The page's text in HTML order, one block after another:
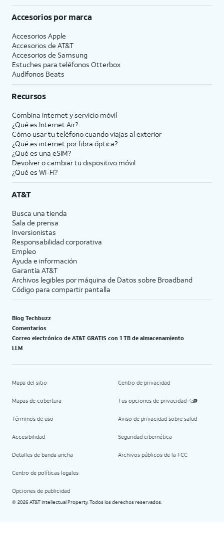
Accesorios por marca
Accesorios Apple
Accesorios de AT&T
Accesorios de Samsung
Estuches para teléfonos Otterbox
Audífonos Beats
Recursos
Combina internet y servicio móvil
¿Qué es Internet Air?
Cómo usar tu teléfono cuando viajas al exterior
¿Qué es internet por fibra óptica?
¿Qué es una eSIM?
Devolver o cambiar tu dispositivo móvil
¿Qué es Wi-Fi?
AT&T
Busca una tienda
Sala de prensa
Inversionistas
Responsabilidad corporativa
Empleo
Ayuda e información
Garantía AT&T
Archivos legibles por máquina de Datos sobre Broadband
Código para compartir pantalla
Blog Techbuzz
Comentarios
Correo electrónico de AT&T GRATIS con 1 TB de almacenamiento
LLM
Mapa del sitio
Mapas de cobertura
Términos de uso
Accesibilidad
Detalles de banda ancha
Centro de políticas legales
Opciones de publicidad
Centro de privacidad
Tus opciones de privacidad
Aviso de privacidad sobre salud
Seguridad cibernética
Archivos públicos de la FCC
© 2026 AT&T Intellectual Property. Todos los derechos reservados.